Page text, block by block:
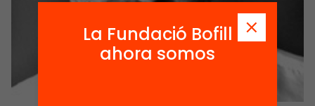
La Fundació Bofill
ahora somos